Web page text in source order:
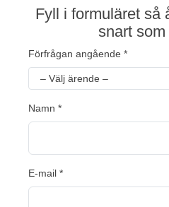
Fyll i formuläret så
snart som
Förfrågan angående *
Namn *
E-mail *